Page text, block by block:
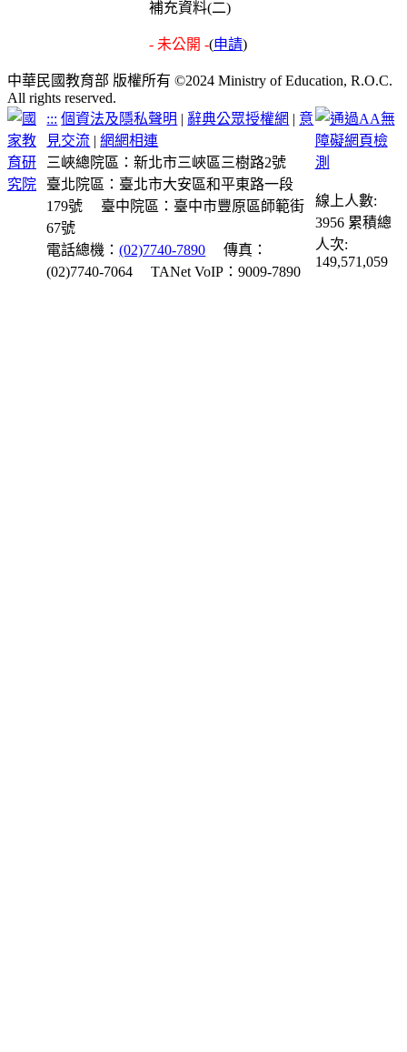
補充資料(二)
- 未公開 -(申請)
中華民國教育部 版權所有 ©2024 Ministry of Education, R.O.C.
All rights reserved.
::: 個資法及隱私聲明 | 辭典公眾授權網 | 意
見交流 |網網相連
三峽總院區：新北市三峽區三樹路2號
臺北院區：臺北市大安區和平東路一段
179號
臺中院區：臺中市豐原區師範街
67號
電話總機：(02)7740-7890
傳真：
(02)7740-7064
TANet VoIP：9009-7890
線上人數:
3956 累積總
人次:
149,571,059